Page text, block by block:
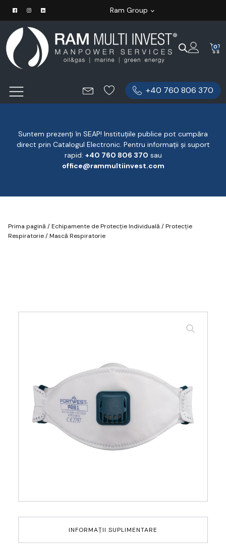
Ram Group
0
+40 760 806 370
Suntem prezenți în SEAP! Instituțiile publice pot cumpăra
direct prin Catalogul Electronic. Pentru informații și suport
rapid: ‪+40 760 806 370 ‬ sau
office@rammultiinvest.com
Prima pagină /Echipamente de Protecție Individuală /Protecție
Respiratorie/ Mască Respiratorie
INFORMAȚII SUPLIMENTARE